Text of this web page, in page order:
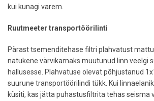
kui kunagi varem.
Ruutmeeter transportöörilinti
Pärast tsemenditehase filtri plahvatust
natukene värvikamaks muutunud linn veelgi
hallusesse. Plahvatuse olevat põhjustanud
suurune transportöörilindi tükk. Kui
küsiti, kas jätta puhastusfiltrita tehas seisma